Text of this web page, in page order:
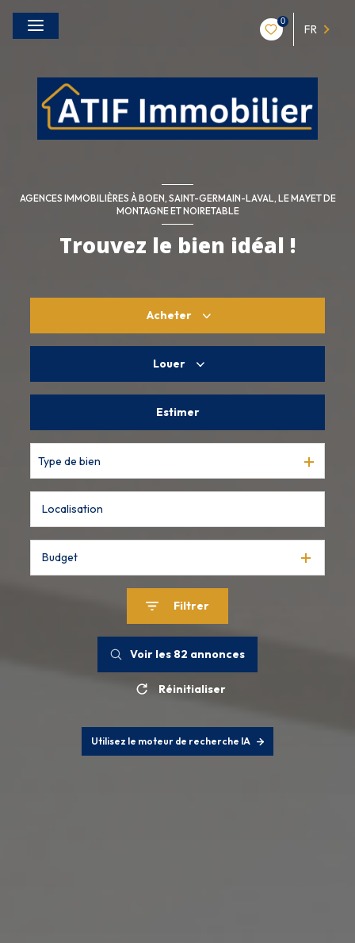
0
FR
AGENCES IMMOBILIÈRES À BOEN, SAINT-GERMAIN-LAVAL, LE MAYET DE
MONTAGNE ET NOIRETABLE
Trouvez le bien idéal !
Acheter
De l'immo pro
Louer
De l'immo pro
Estimer
Type de bien
Budget
Filtrer
Voir les 82 annonces
Réinitialiser
Utilisez le moteur de recherche IA